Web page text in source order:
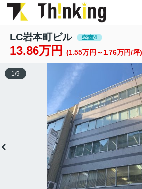
LC岩本町ビル 空室4
13.86万円 (1.55万円～1.76万円/坪)
1/9